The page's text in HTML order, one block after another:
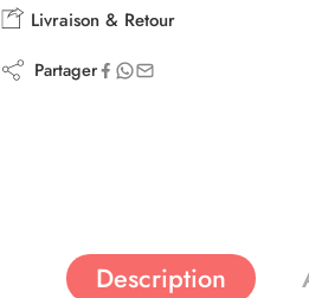
Livraison & Retour
Partager
Description